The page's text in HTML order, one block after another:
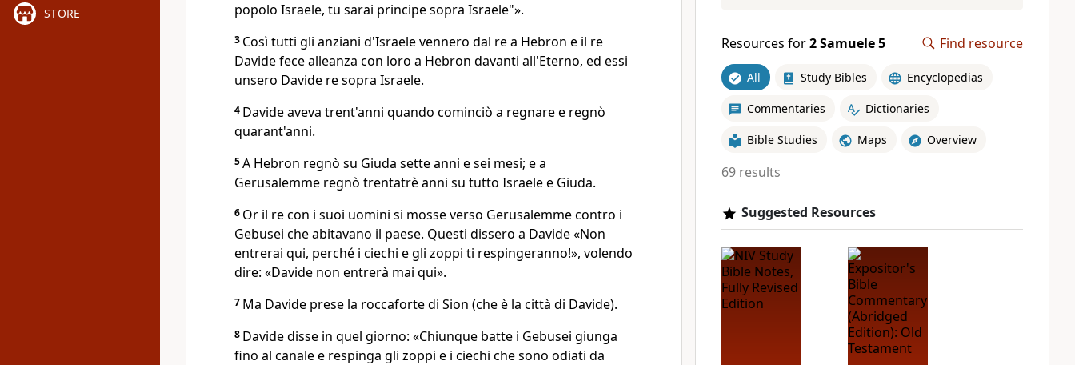
STORE
popolo Israele, tu sarai principe sopra Israele"».
3 Così tutti gli anziani d'Israele vennero dal re a Hebron e il re
Davide fece alleanza con loro a Hebron davanti all'Eterno, ed essi
unsero Davide re sopra Israele.
4 Davide aveva trent'anni quando cominciò a regnare e regnò
quarant'anni.
5A Hebron regnò su Giuda sette anni e sei mesi; e a
Gerusalemme regnò trentatrè anni su tutto Israele e Giuda.
6 Or il re con i suoi uomini si mosse verso Gerusalemme contro i
Gebusei che abitavano il paese. Questi dissero a Davide «Non
entrerai qui, perché i ciechi e gli zoppi ti respingeranno!», volendo
dire: «Davide non entrerà mai qui».
7 Ma Davide prese la roccaforte di Sion (che è la città di Davide).
8 Davide disse in quel giorno: «Chiunque batte i Gebusei giunga
fino al canale e respinga gli zoppi e i ciechi che sono odiati da
Resources for2 Samuele 5 Find resource
All Study Bibles Encyclopedias
Commentaries Dictionaries
Bible Studies Maps Overview
69 results
Suggested Resources